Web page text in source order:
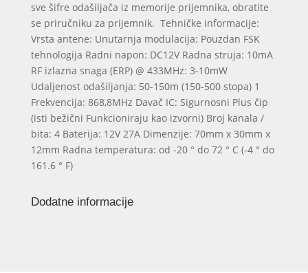
sve šifre odašiljača iz memorije prijemnika, obratite
se priručniku za prijemnik. Tehničke informacije:
Vrsta antene: Unutarnja modulacija: Pouzdan FSK
tehnologija Radni napon: DC12V Radna struja: 10mA
RF izlazna snaga (ERP) @ 433MHz: 3-10mW
Udaljenost odašiljanja: 50-150m (150-500 stopa) 1
Frekvencija: 868,8MHz Davač IC: Sigurnosni Plus čip
(isti bežični Funkcioniraju kao izvorni) Broj kanala /
bita: 4 Baterija: 12V 27A Dimenzije: 70mm x 30mm x
12mm Radna temperatura: od -20 ° do 72 ° C (-4 ° do
161.6 ° F)
Dodatne informacije